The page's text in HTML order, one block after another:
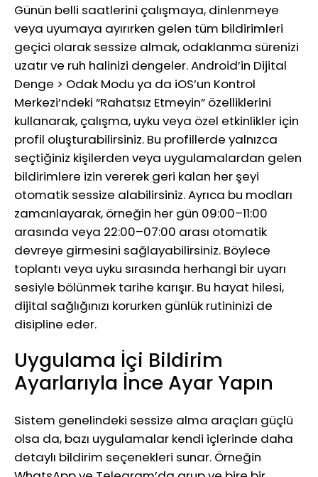
Günün belli saatlerini çalışmaya, dinlenmeye
veya uyumaya ayırırken gelen tüm bildirimleri
geçici olarak sessize almak, odaklanma sürenizi
uzatır ve ruh halinizi dengeler. Android’in Dijital
Denge > Odak Modu ya da iOS’un Kontrol
Merkezi’ndeki “Rahatsız Etmeyin” özelliklerini
kullanarak, çalışma, uyku veya özel etkinlikler için
profil oluşturabilirsiniz. Bu profillerde yalnızca
seçtiğiniz kişilerden veya uygulamalardan gelen
bildirimlere izin vererek geri kalan her şeyi
otomatik sessize alabilirsiniz. Ayrıca bu modları
zamanlayarak, örneğin her gün 09:00–11:00
arasında veya 22:00–07:00 arası otomatik
devreye girmesini sağlayabilirsiniz. Böylece
toplantı veya uyku sırasında herhangi bir uyarı
sesiyle bölünmek tarihe karışır. Bu hayat hilesi,
dijital sağlığınızı korurken günlük rutininizi de
disipline eder.
Uygulama İçi Bildirim
Ayarlarıyla İnce Ayar Yapın
Sistem genelindeki sessize alma araçları güçlü
olsa da, bazı uygulamalar kendi içlerinde daha
detaylı bildirim seçenekleri sunar. Örneğin